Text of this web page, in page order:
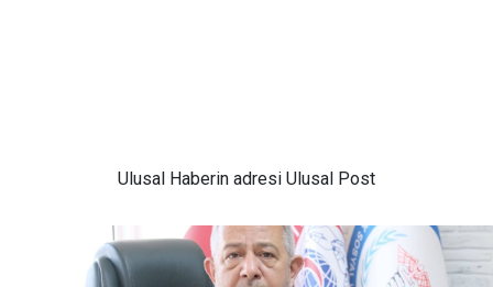
Ulusal Haberin adresi Ulusal Post